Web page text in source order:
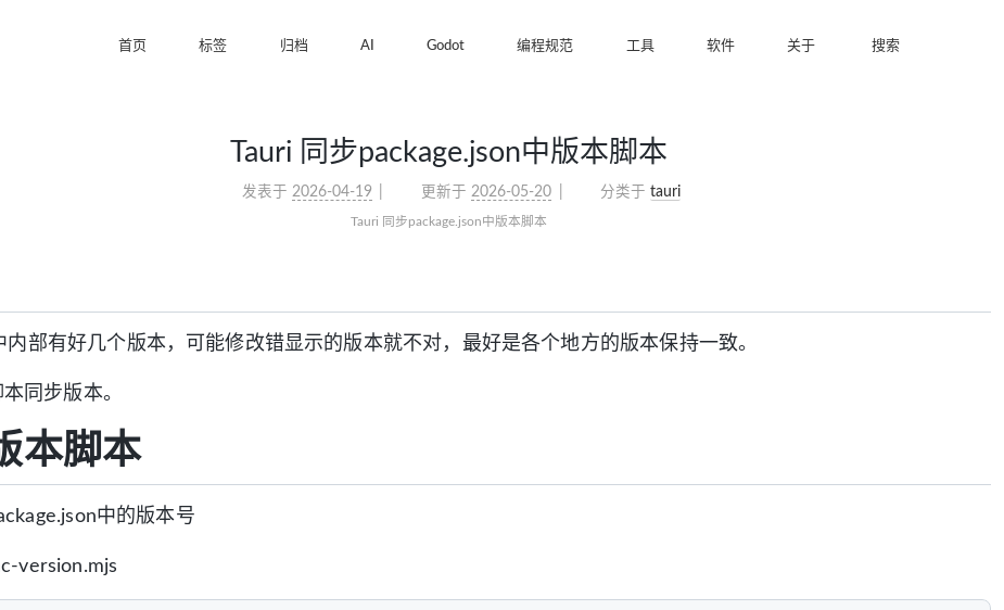
首页 标签 归档 AI Godot 编程规范 工具 软件 关于 搜索
Tauri 同步package.json中版本脚本
发表于 2026-04-19 更新于 2026-05-20 分类于 tauri
Tauri 同步package.json中版本脚本
内部有好几个版本，可能修改错显示的版本就不对，最好是各个地方的版本保持一致。
同步版本。
本脚本
中的版本号
version.mjs